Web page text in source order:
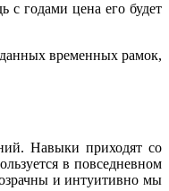
с годами цена его будет
временных рамок,
Навыки приходят со
в повседневном
и интуитивно мы